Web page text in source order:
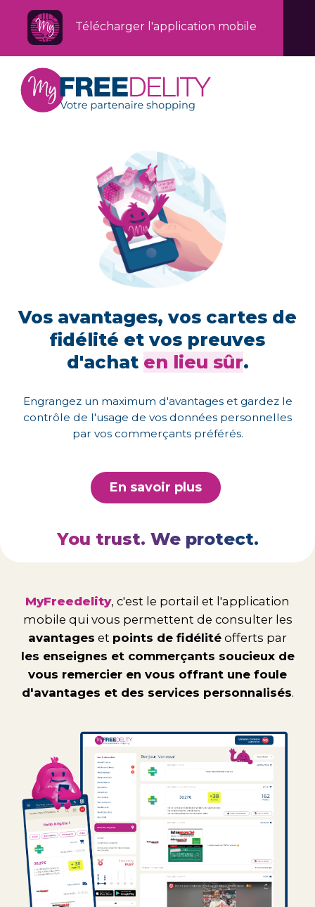
Télécharger l'application mobile
Vos avantages, vos cartes de
fidélité et vos preuves
d'achat en lieu sûr.
Engrangez un maximum d'avantages et gardez le
contrôle de l'usage de vos données personnelles
par vos commerçants préférés.
En savoir plus
You trust. We protect.
MyFreedelity, c'est le portail et l'application
mobile qui vous permettent de consulter les
avantages et points de fidélité offerts par
les enseignes et commerçants soucieux de
vous remercier en vous offrant une foule
d'avantages et des services personnalisés.